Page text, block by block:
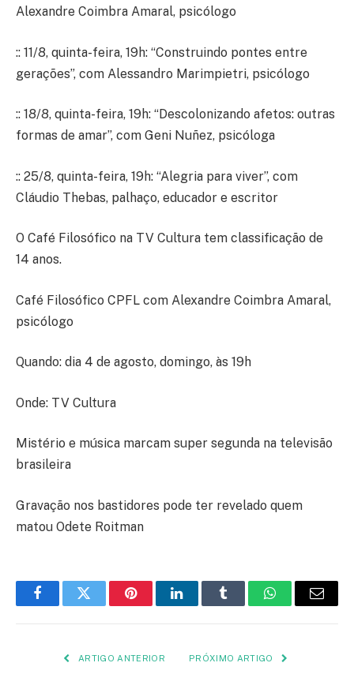
Alexandre Coimbra Amaral, psicólogo
:: 11/8, quinta-feira, 19h: “Construindo pontes entre
gerações”, com Alessandro Marimpietri, psicólogo
:: 18/8, quinta-feira, 19h: “Descolonizando afetos: outras
formas de amar”, com Geni Nuñez, psicóloga
:: 25/8, quinta-feira, 19h: “Alegria para viver”, com
Cláudio Thebas, palhaço, educador e escritor
O Café Filosófico na TV Cultura tem classificação de
14 anos.
Café Filosófico CPFL com Alexandre Coimbra Amaral,
psicólogo
Quando: dia 4 de agosto, domingo, às 19h
Onde: TV Cultura
Mistério e música marcam super segunda na televisão
brasileira
Gravação nos bastidores pode ter revelado quem
matou Odete Roitman
FacebookTwitter PinterestLinkedInTumblr WhatsApp
E-
ARTIGO ANTERIOR PRÓXIMO ARTIGO